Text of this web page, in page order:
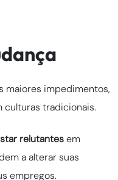
maiores impedimentos,
culturas tradicionais.
relutantesem
a alterar suas
empregos.